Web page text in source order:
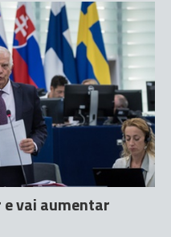
vai aumentar